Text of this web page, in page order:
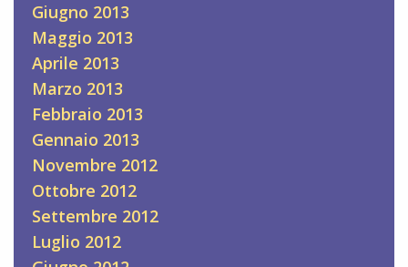
Giugno 2013
Maggio 2013
Aprile 2013
Marzo 2013
Febbraio 2013
Gennaio 2013
Novembre 2012
Ottobre 2012
Settembre 2012
Luglio 2012